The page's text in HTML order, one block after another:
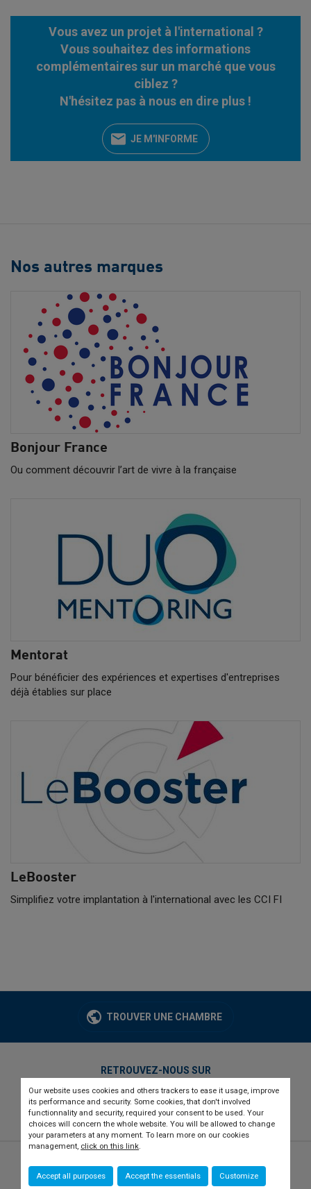
Our website uses cookies and others trackers to ease it usage, improve
its performance and security. Some cookies, that don't involved
functionnality and security, required your consent to be used. Your
choices will concern the whole website. You will be allowed to change
your parameters at any moment. To learn more on our cookies
management, click on this link.
Accept all purposes Accept the essentials Customize
Vous avez un projet à l'international ?
Vous souhaitez des informations
complémentaires sur un marché que vous
ciblez ?
N'hésitez pas à nous en dire plus !
JE M'INFORME
Nos autres marques
Bonjour France
Ou comment découvrir l’art de vivre à la française
Mentorat
Pour bénéficier des expériences et expertises d'entreprises
déjà établies sur place
LeBooster
Simplifiez votre implantation à l'international avec les CCI FI
TROUVER UNE CHAMBRE
RETROUVEZ-NOUS SUR
twitterlinkedinyoutube
Qui sommes-nous ?
Recrutement Presse Contact